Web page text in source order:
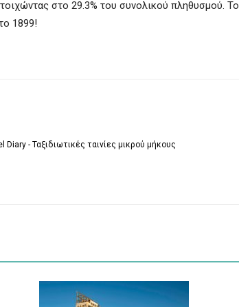
στο 29.3% του συνολικού πληθυσμού. Το
1899!
- Ταξιδιωτικές ταινίες μικρού μήκους